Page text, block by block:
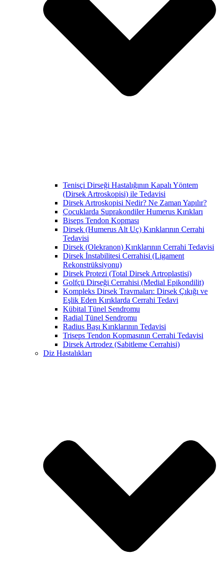
Tenisçi Dirseği Hastalığının Kapalı Yöntem
(Dirsek Artroskopisi) ile Tedavisi
Dirsek Artroskopisi Nedir? Ne Zaman Yapılır?
Çocuklarda Suprakondiler Humerus Kırıkları
Biseps Tendon Kopması
Dirsek (Humerus Alt Uç) Kırıklarının Cerrahi
Tedavisi
Dirsek (Olekranon) Kırıklarının Cerrahi Tedavisi
Dirsek İnstabilitesi Cerrahisi (Ligament
Rekonstrüksiyonu)
Dirsek Protezi (Total Dirsek Artroplastisi)
Golfçü Dirseği Cerrahisi (Medial Epikondilit)
Kompleks Dirsek Travmaları: Dirsek Çıkığı ve
Eşlik Eden Kırıklarda Cerrahi Tedavi
Kübital Tünel Sendromu
Radial Tünel Sendromu
Radius Başı Kırıklarının Tedavisi
Triseps Tendon Kopmasının Cerrahi Tedavisi
Dirsek Artrodez (Sabitleme Cerrahisi)
Diz Hastalıkları